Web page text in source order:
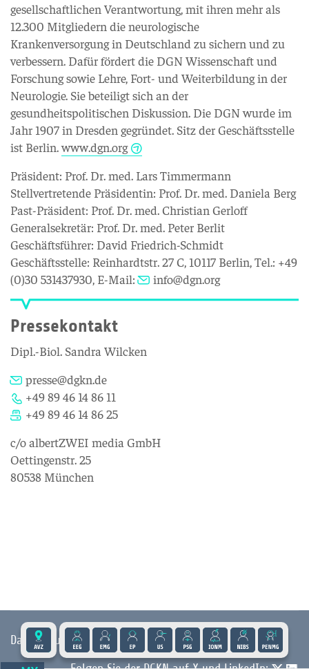
gesellschaftlichen Verantwortung, mit ihren mehr als
12.300 Mitgliedern die neurologische
Krankenversorgung in Deutschland zu sichern und zu
verbessern. Dafür fördert die DGN Wissenschaft und
Forschung sowie Lehre, Fort- und Weiterbildung in der
Neurologie. Sie beteiligt sich an der
gesundheitspolitischen Diskussion. Die DGN wurde im
Jahr 1907 in Dresden gegründet. Sitz der Geschäftsstelle
ist Berlin.www.dgn.org
Präsident: Prof. Dr. med. Lars Timmermann
Stellvertretende Präsidentin: Prof. Dr. med. Daniela Berg
Past-Präsident: Prof. Dr. med. Christian Gerloff
Generalsekretär: Prof. Dr. med. Peter Berlit
Geschäftsführer: David Friedrich-Schmidt
Geschäftsstelle: Reinhardtstr. 27 C, 10117 Berlin, Tel.: +49
(0)30 531437930, E-Mail:
info@dgn.org
Pressekontakt
Dipl.-Biol. Sandra Wilcken
presse@dgkn.de
+49 89 46 14 86 11
+49 89 46 14 86 25
c/o albertZWEI media GmbH
Oettingenstr. 25
80538 München
Datenschutz |Impressum| Kontakt | Presse